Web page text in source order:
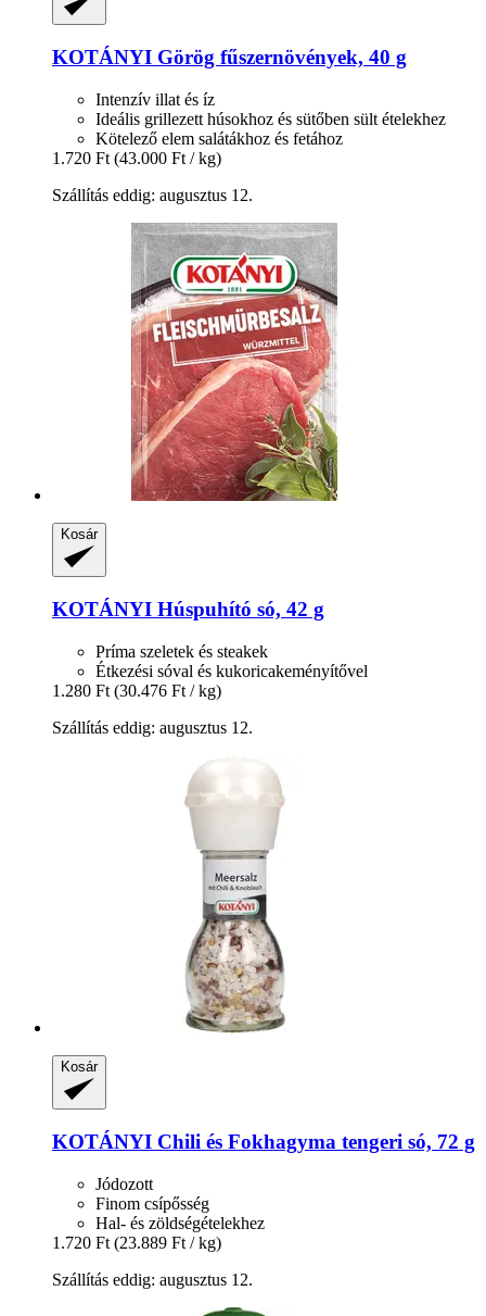
KOTÁNYI Görög fűszernövények, 40 g
Intenzív illat és íz
Ideális grillezett húsokhoz és sütőben sült ételekhez
Kötelező elem salátákhoz és fetához
1.720 Ft (43.000 Ft / kg)
Szállítás eddig: augusztus 12.
Kosár
KOTÁNYI Húspuhító só, 42 g
Príma szeletek és steakek
Étkezési sóval és kukoricakeményítővel
1.280 Ft (30.476 Ft / kg)
Szállítás eddig: augusztus 12.
Kosár
KOTÁNYI Chili és Fokhagyma tengeri só, 72 g
Jódozott
Finom csípősség
Hal- és zöldségételekhez
1.720 Ft (23.889 Ft / kg)
Szállítás eddig: augusztus 12.